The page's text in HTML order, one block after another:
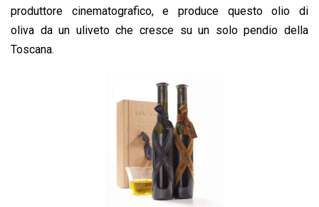
produttore cinematografico, e produce questo olio di
oliva da un uliveto che cresce su un solo pendio della
Toscana.